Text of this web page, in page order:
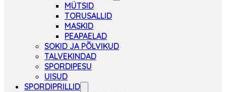
MÜTSID
TORUSALLID
MASKID
PEAPAELAD
SOKID JA PÕLVIKUD
TALVEKINDAD
SPORDIPESU
UISUD
SPORDIPRILLID